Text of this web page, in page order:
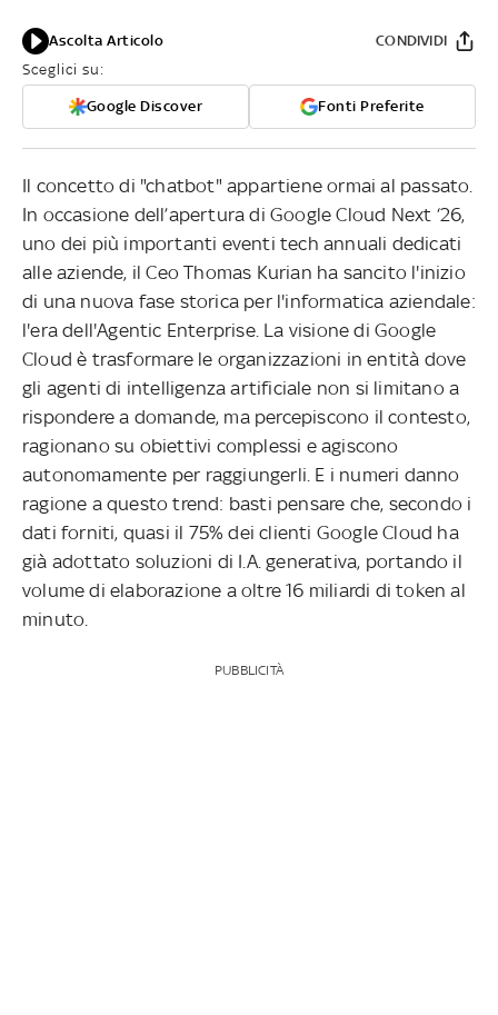
Ascolta Articolo
Sceglici su:
Google Discover Fonti Preferite
CONDIVIDI
Il concetto di "chatbot" appartiene ormai al passato.
In occasione dell’apertura di Google Cloud Next ‘26,
uno dei più importanti eventi tech annuali dedicati
alle aziende, il Ceo Thomas Kurian ha sancito l'inizio
di una nuova fase storica per l'informatica aziendale:
l'era dell'Agentic Enterprise. La visione di Google
Cloud è trasformare le organizzazioni in entità dove
gli agenti di intelligenza artificiale non si limitano a
rispondere a domande, ma percepiscono il contesto,
ragionano su obiettivi complessi e agiscono
autonomamente per raggiungerli. E i numeri danno
ragione a questo trend: basti pensare che, secondo i
dati forniti, quasi il 75% dei clienti Google Cloud ha
già adottato soluzioni di I.A. generativa, portando il
volume di elaborazione a oltre 16 miliardi di token al
minuto.
PUBBLICITÀ